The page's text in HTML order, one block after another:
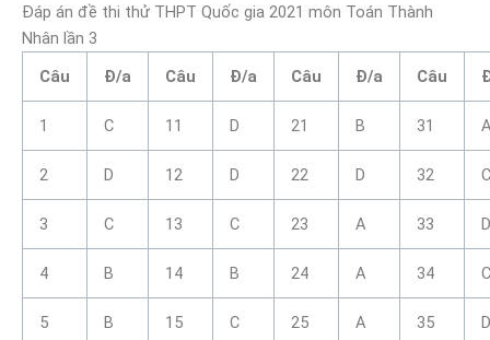
Đáp án đề thi thử THPT Quốc gia 2021 môn Toán Thành
Nhân lần 3
Câu
Đ/a Câu Đ/a Câu Đ/a Câu
1 C 11 D 21 B 31
2 D 12 D 22 D 32 C
3 C 13 C 23 A 33 D
4 B 14 B 24 A 34 C
5 B 15 C 25 A 35 D